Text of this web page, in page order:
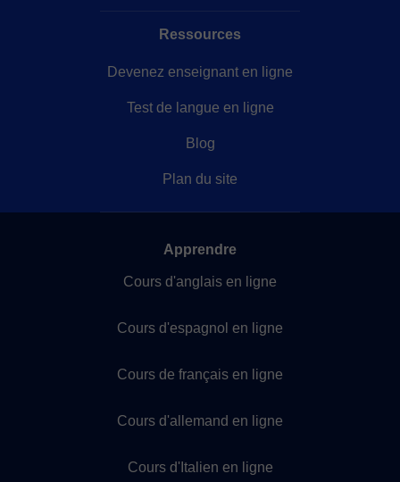
Ressources
Devenez enseignant en ligne
Test de langue en ligne
Blog
Plan du site
Apprendre
Cours d'anglais en ligne
Cours d'espagnol en ligne
Cours de français en ligne
Cours d'allemand en ligne
Cours d'Italien en ligne